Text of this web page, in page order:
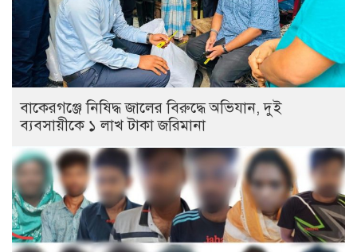
বাকেরগঞ্জে নিষিদ্ধ জালের বিরুদ্ধে অভিযান, দুই
ব্যবসায়ীকে ১ লাখ টাকা জরিমানা